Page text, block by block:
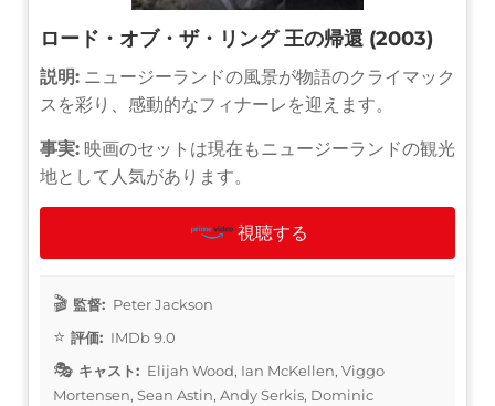
ロード・オブ・ザ・リング 王の帰還 (2003)
説明: ニュージーランドの風景が物語のクライマック
スを彩り、感動的なフィナーレを迎えます。
事実: 映画のセットは現在もニュージーランドの観光
地として人気があります。
視聴する
監督: Peter Jackson
評価: IMDb 9.0
キャスト: Elijah Wood, Ian McKellen, Viggo
Mortensen, Sean Astin, Andy Serkis, Dominic